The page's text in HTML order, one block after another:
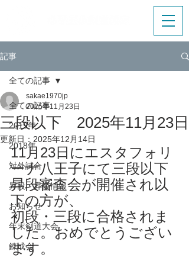
記事
全ての記事
2019年
2018年
対外試合
昇段・昇級情報
お知らせ
年末剣道大会
錬成会
全ての記事
三段以下 2025年11月23日
sakae1970jp
2025年11月23日
更新日： 2025年12月14日
11月23日にエスタフォリ
ーナ八王子にて三段以下
昇段審査会が開催され以
下の方が、
初段・三段に合格されま
した。おめでとうござい
ます。